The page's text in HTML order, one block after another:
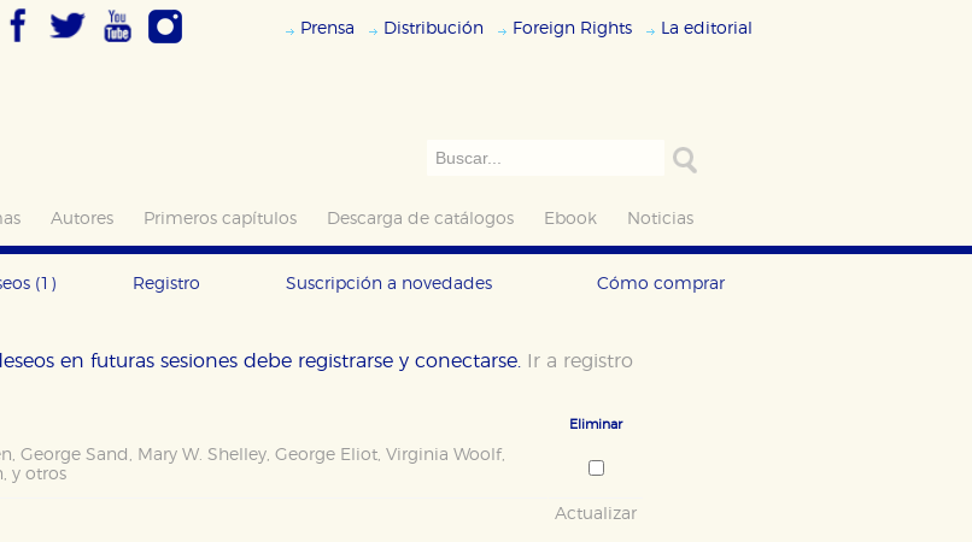
Prensa Distribución Foreign Rights La editorial
Autores Primeros capítulos Descarga de catálogos Ebook Noticias
(1) Registro Suscripción a novedades Cómo comprar
en futuras sesiones debe registrarse y conectarse. Ir a registro
Eliminar
, George Sand , Mary W. Shelley, George Eliot, Virginia Woolf,
, y otros
Actualizar